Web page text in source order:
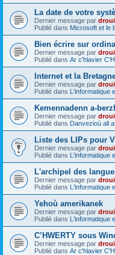
La date de votre
Dernier message par
Publié dans Microsoft et le
Bien écrire sur
Dernier message par
Publié dans Ar c'hlavier
Internet et la
Dernier message par
Publié dans L'informatique
Kemennadenn a-
Dernier message par
Publié dans Danvezioù all
Liste des LIPs pour
Dernier message par
Publié dans L'informatique
L'archipel des
Dernier message par
Publié dans L'informatique
Yehoù amerikanek
Dernier message par
Publié dans L'informatique
C’HWERTY sous
Dernier message par
Publié dans Ar c'hlavier